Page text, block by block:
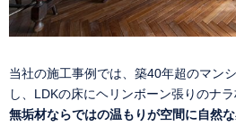
当社の施工事例では、築40年超のマン
し、LDKの床にヘリンボーン張りのナラ
無垢材ならではの温もりが空間に自然